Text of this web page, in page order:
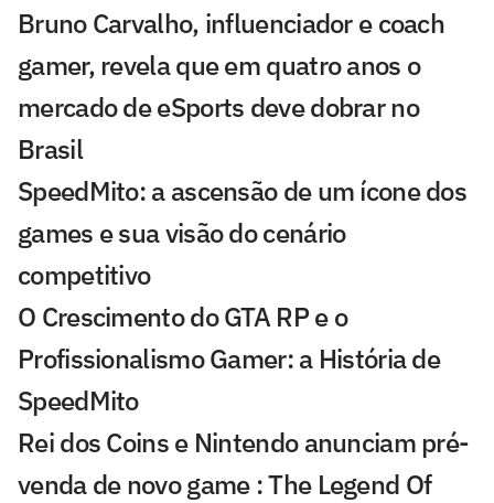
Bruno Carvalho, influenciador e coach
gamer, revela que em quatro anos o
mercado de eSports deve dobrar no
Brasil
SpeedMito: a ascensão de um ícone dos
games e sua visão do cenário
competitivo
O Crescimento do GTA RP e o
Profissionalismo Gamer: a História de
SpeedMito
Rei dos Coins e Nintendo anunciam pré-
venda de novo game : The Legend Of